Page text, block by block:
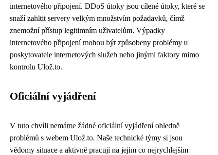
internetového připojení. DDoS útoky jsou cílené útoky, které se
snaží zahltit servery velkým množstvím požadavků, čímž
znemožní přístup legitimním uživatelům. Výpadky
internetového připojení mohou být způsobeny problémy u
poskytovatele internetových služeb nebo jinými faktory mimo
kontrolu Ulož.to.
Oficiální vyjádření
V tuto chvíli nemáme žádné oficiální vyjádření ohledně
problémů s webem Ulož.to. Naše technické týmy si jsou
vědomy situace a aktivně pracují na jejím co nejrychlejším